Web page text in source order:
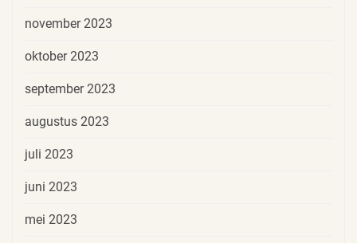
november 2023
oktober 2023
september 2023
augustus 2023
juli 2023
juni 2023
mei 2023